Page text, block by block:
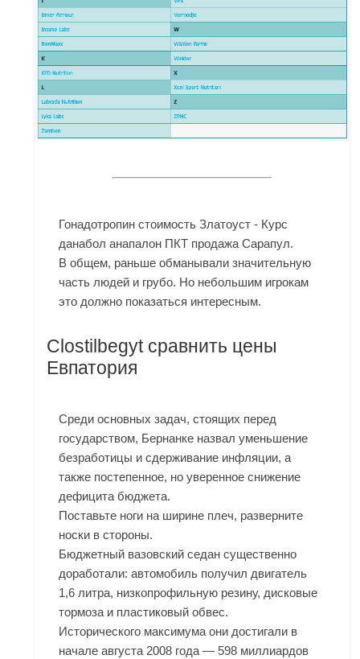
Гонадотропин стоимость Златоуст - Курс
данабол анапалон ПКТ продажа Сарапул.
В общем, раньше обманывали значительную
часть людей и грубо. Но небольшим игрокам
это должно показаться интересным.
Clostilbegyt сравнить цены
Евпатория
Среди основных задач, стоящих перед
государством, Бернанке назвал уменьшение
безработицы и сдерживание инфляции, а
также постепенное, но уверенное снижение
дефицита бюджета.
Поставьте ноги на ширине плеч, разверните
носки в стороны.
Бюджетный вазовский седан существенно
доработали: автомобиль получил двигатель
1,6 литра, низкопрофильную резину, дисковые
тормоза и пластиковый обвес.
Исторического максимума они достигали в
начале августа 2008 года — 598 миллиардов